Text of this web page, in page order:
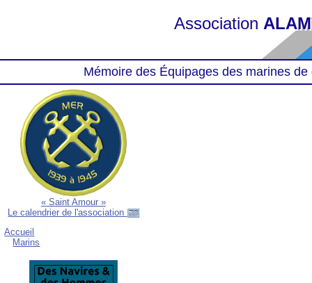
Association
Mémoire des Équipages des marines
« Saint Amour »
Le calendrier de l'association
Accueil
Marins